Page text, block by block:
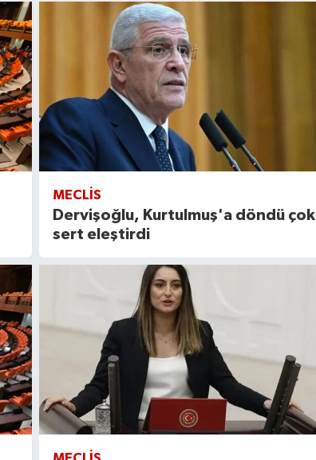
MECLIS
Dervişoğlu, Kurtulmuş'a döndü çok
sert eleştirdi